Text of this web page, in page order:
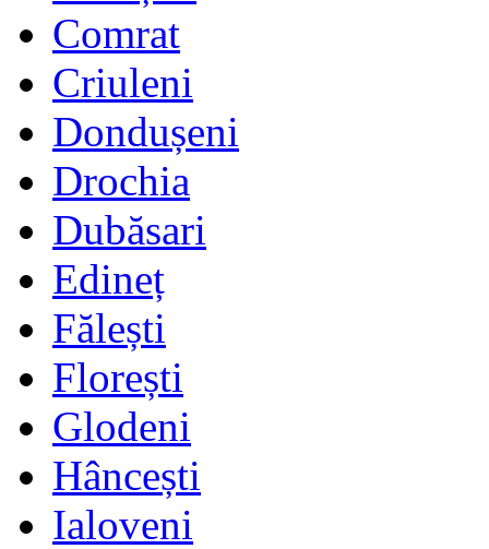
Comrat
Criuleni
Dondușeni
Drochia
Dubăsari
Edineț
Fălești
Florești
Glodeni
Hâncești
Ialoveni